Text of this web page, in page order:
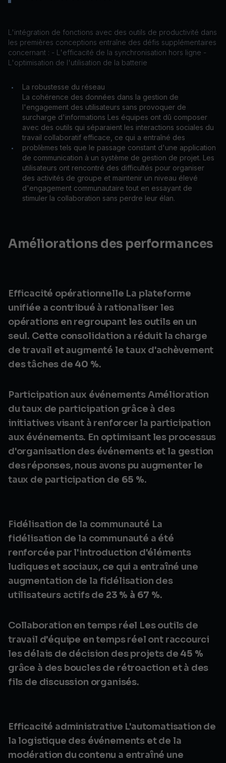
L'intégration de fonctions avec des outils de productivité dans
les premières conceptions entraîne des défis supplémentaires
concernant : - L'efficacité de la synchronisation hors ligne -
L'optimisation de l'utilisation de la batterie
• La robustesse du réseau
•
La cohérence des données dans la gestion de
l'engagement des utilisateurs sans provoquer de
surcharge d'informations Les équipes ont dû composer
avec des outils qui séparaient les interactions sociales du
travail collaboratif efficace, ce qui a entraîné des
problèmes tels que le passage constant d'une application
de communication à un système de gestion de projet. Les
utilisateurs ont rencontré des difficultés pour organiser
des activités de groupe et maintenir un niveau élevé
d'engagement communautaire tout en essayant de
stimuler la collaboration sans perdre leur élan.
Améliorations des performances
Efficacité opérationnelle La plateforme
unifiée a contribué à rationaliser les
opérations en regroupant les outils en un
seul. Cette consolidation a réduit la charge
de travail et augmenté le taux d'achèvement
des tâches de 40 %.
Participation aux événements Amélioration
du taux de participation grâce à des
initiatives visant à renforcer la participation
aux événements. En optimisant les processus
d'organisation des événements et la gestion
des réponses, nous avons pu augmenter le
taux de participation de 65 %.
Fidélisation de la communauté La
fidélisation de la communauté a été
renforcée par l'introduction d'éléments
ludiques et sociaux, ce qui a entraîné une
augmentation de la fidélisation des
utilisateurs actifs de 23 % à 67 %.
Collaboration en temps réel Les outils de
travail d'équipe en temps réel ont raccourci
les délais de décision des projets de 45 %
grâce à des boucles de rétroaction et à des
fils de discussion organisés.
Efficacité administrative L'automatisation de
la logistique des événements et de la
modération du contenu a entraîné une